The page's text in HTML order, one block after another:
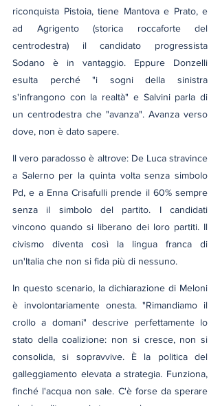
riconquista Pistoia, tiene Mantova e Prato, e
ad Agrigento (storica roccaforte del
centrodestra) il candidato progressista
Sodano è in vantaggio. Eppure Donzelli
esulta perché "i sogni della sinistra
s'infrangono con la realtà" e Salvini parla di
un centrodestra che "avanza". Avanza verso
dove, non è dato sapere.
Il vero paradosso è altrove: De Luca stravince
a Salerno per la quinta volta senza simbolo
Pd, e a Enna Crisafulli prende il 60% sempre
senza il simbolo del partito. I candidati
vincono quando si liberano dei loro partiti. Il
civismo diventa così la lingua franca di
un'Italia che non si fida più di nessuno.
In questo scenario, la dichiarazione di Meloni
è involontariamente onesta. "Rimandiamo il
crollo a domani" descrive perfettamente lo
stato della coalizione: non si cresce, non si
consolida, si sopravvive. È la politica del
galleggiamento elevata a strategia. Funziona,
finché l'acqua non sale. C'è forse da sperare